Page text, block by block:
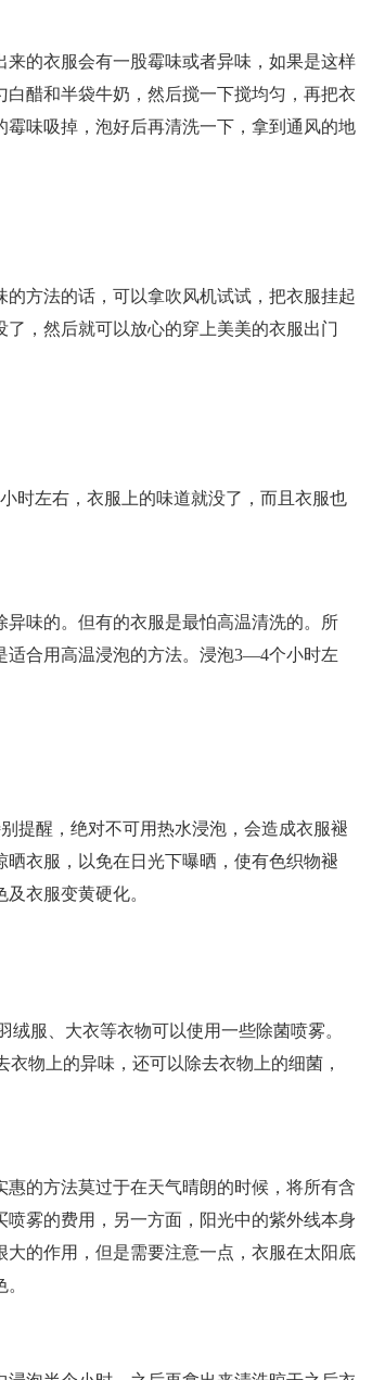
的衣服会有一股霉味或者异味，如果是这样
醋和半袋牛奶，然后搅一下搅均匀，再把衣
味吸掉，泡好后再清洗一下，拿到通风的地
方法的话，可以拿吹风机试试，把衣服挂起
，然后就可以放心的穿上美美的衣服出门
时左右，衣服上的味道就没了，而且衣服也
味的。但有的衣服是最怕高温清洗的。所
适合用高温浸泡的方法。浸泡3—4个小时左
提醒，绝对不可用热水浸泡，会造成衣服褪
衣服，以免在日光下曝晒，使有色织物褪
衣服变黄硬化。
服、大衣等衣物可以使用一些除菌喷雾。
物上的异味，还可以除去衣物上的细菌，
的方法莫过于在天气晴朗的时候，将所有含
雾的费用，另一方面，阳光中的紫外线本身
的作用，但是需要注意一点，衣服在太阳底